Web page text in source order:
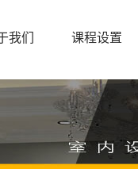
我们 课程设置